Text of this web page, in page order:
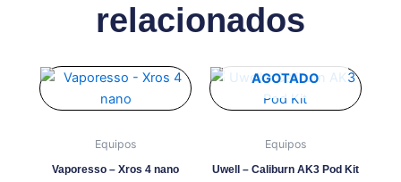
relacionados
Equipos
Vaporesso – Xros 4 nano
Este
producto
múltiples
variantes.
AGOTADO
Equipos
Uwell – Caliburn AK3 Pod Kit
Este
producto
múltiples
variantes.